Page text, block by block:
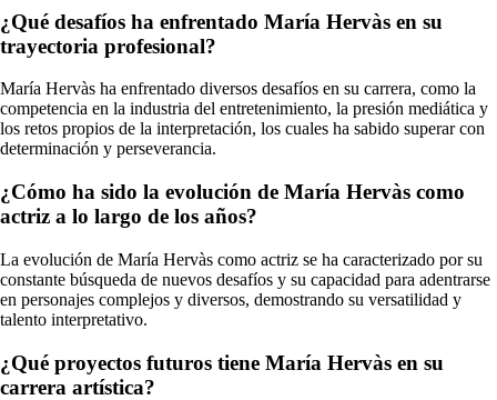
¿Qué desafíos ha enfrentado María Hervàs en su
trayectoria profesional?
María Hervàs ha enfrentado diversos desafíos en su carrera, como la
competencia en la industria del entretenimiento, la presión mediática y
los retos propios de la interpretación, los cuales ha sabido superar con
determinación y perseverancia.
¿Cómo ha sido la evolución de María Hervàs como
actriz a lo largo de los años?
La evolución de María Hervàs como actriz se ha caracterizado por su
constante búsqueda de nuevos desafíos y su capacidad para adentrarse
en personajes complejos y diversos, demostrando su versatilidad y
talento interpretativo.
¿Qué proyectos futuros tiene María Hervàs en su
carrera artística?